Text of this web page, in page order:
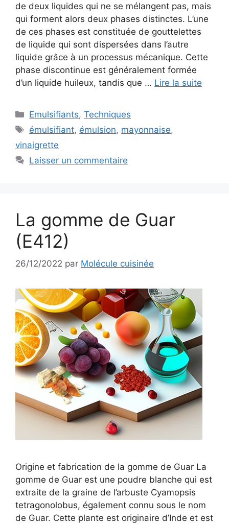
de deux liquides qui ne se mélangent pas, mais
qui forment alors deux phases distinctes. L’une
de ces phases est constituée de gouttelettes
de liquide qui sont dispersées dans l’autre
liquide grâce à un processus mécanique. Cette
phase discontinue est généralement formée
d’un liquide huileux, tandis que … Lire la suite
Catégories
Emulsifiants,Techniques
Étiquettes
émulsifiant, émulsion, mayonnaise,
vinaigrette
Laisser un commentaire
La gomme de Guar
(E412)
26/12/2022 par Molécule cuisinée
Origine et fabrication de la gomme de Guar La
gomme de Guar est une poudre blanche qui est
extraite de la graine de l’arbuste Cyamopsis
tetragonolobus, également connu sous le nom
de Guar. Cette plante est originaire d’Inde et est